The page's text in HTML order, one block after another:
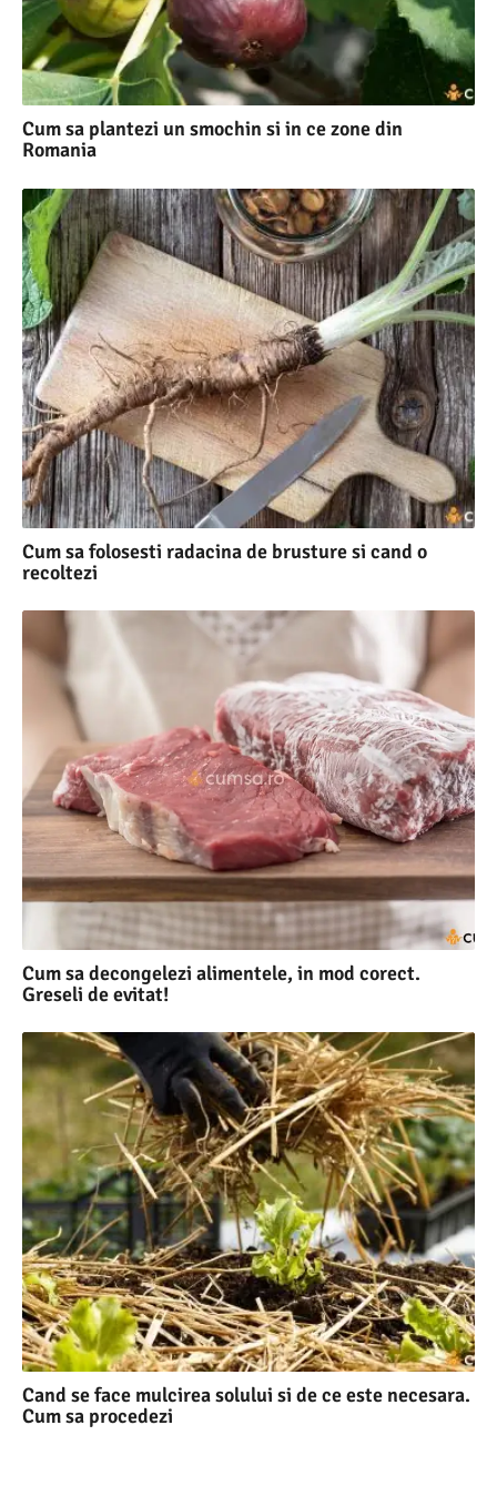
Cum sa plantezi un smochin si in ce zone din
Romania
Cum sa folosesti radacina de brusture si cand o
recoltezi
Cum sa decongelezi alimentele, in mod corect.
Greseli de evitat!
Cand se face mulcirea solului si de ce este necesara.
Cum sa procedezi